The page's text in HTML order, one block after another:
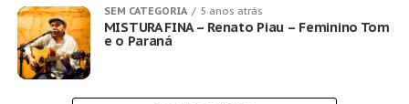
SEM CATEGORIA 5 anos atrás
MISTURA FINA – Renato Piau – Feminino Tom
e o Paraná